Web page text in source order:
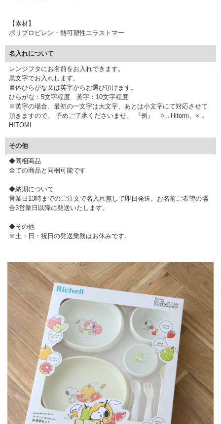
【素材】
ポリプロピレン・熱可塑性エラストマー
名入れについて
レンジフタにお名前をお入れできます。
黒文字でお入れします。
書体ひらがな又は英字からお選び頂けます。
ひらがな：5文字程度 英字：10文字程度
※英字の場合、最初の一文字は大文字、あとは小文字にて対応させて
頂きますので、 予めご了承くださいませ。 『例』 ○→Hitomi、×→
HITOMI
その他
◆同梱商品
全ての商品と同梱可能です
◆納期について
営業日13時までのご注文で名入れ無しで即日発送。お名前ご希望の場
合3営業日以降に発送いたします。
◆その他
※土・日・祝日の発送業務はお休みです。